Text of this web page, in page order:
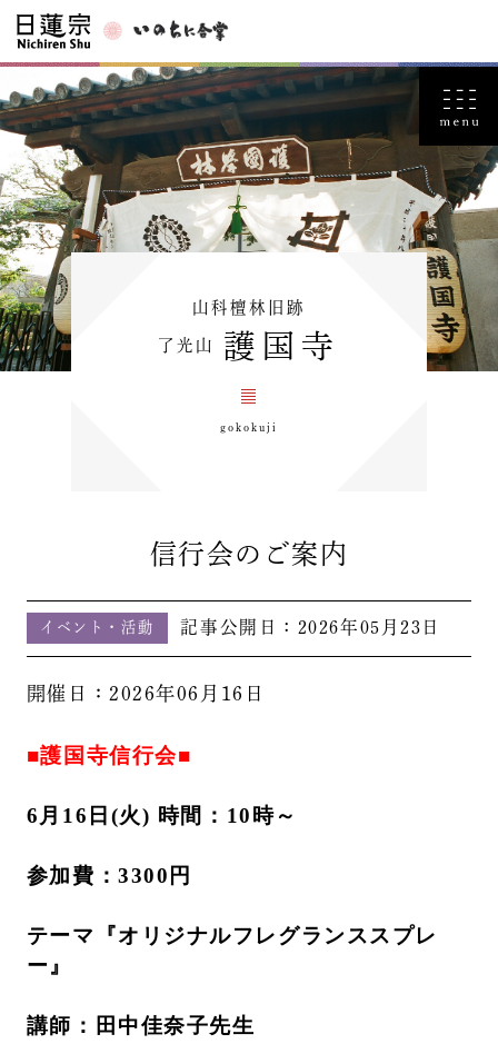
山科檀林旧跡
了光山 護国寺
gokokuji
信行会のご案内
イベント・活動 記事公開日： 2026年05月23日
開催日：2026年06月16日
■護国寺信行会■
6月16日(火) 時間：10時～
参加費：3300円
テーマ『オリジナルフレグランススプレ
ー』
講師：田中佳奈子先生